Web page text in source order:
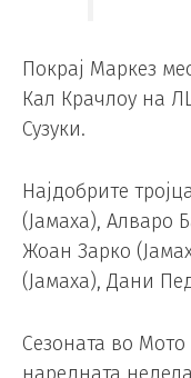
Покрај Маркез
Кал Крачлоу на
Сузуки.
Најдобрите
(Јамаха), Алваро
Жоан Зарко
(Јамаха), Дани
Сезоната во